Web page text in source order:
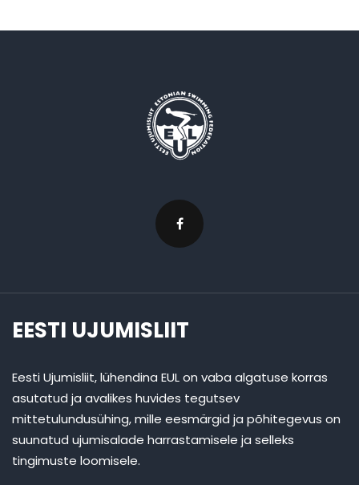
EESTI UJUMISLIIT
Eesti Ujumisliit, lühendina EUL on vaba algatuse korras
asutatud ja avalikes huvides tegutsev
mittetulundusühing, mille eesmärgid ja põhitegevus on
suunatud ujumisalade harrastamisele ja selleks
tingimuste loomisele.